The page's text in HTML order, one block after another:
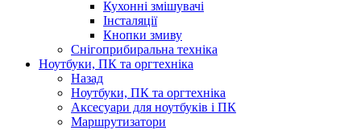
Кухонні змішувачі
Інсталяції
Кнопки змиву
Снігоприбиральна техніка
Ноутбуки, ПК та оргтехніка
Назад
Ноутбуки, ПК та оргтехніка
Аксесуари для ноутбуків і ПК
Маршрутизатори